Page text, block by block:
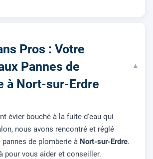
Pros : Votre
Pannes de
à Nort-sur-Erdre
▾
évier bouché à la fuite d'eau qui
nous avons rencontré et réglé
de plomberie à Nort-sur-Erdre.
pour vous aider et conseiller.